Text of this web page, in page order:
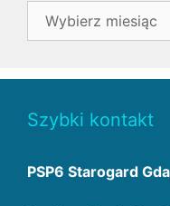
Archiwa
Szybki kontakt
PSP6 Starogard